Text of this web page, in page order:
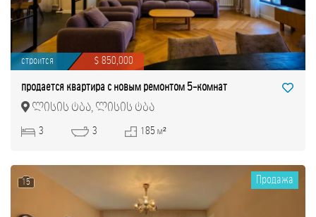
строится $ 850,000
продается квартира с новым ремонтом 5-комнат
ლისის ტბა, ლისის ტბა
3 3 185 м²
15 Продажа